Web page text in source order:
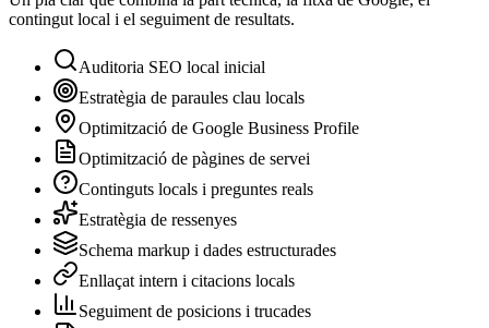
contingut local i el seguiment de resultats.
Auditoria SEO local inicial
Estratègia de paraules clau locals
Optimització de Google Business Profile
Optimització de pàgines de servei
Continguts locals i preguntes reals
Estratègia de ressenyes
Schema markup i dades estructurades
Enllaçat intern i citacions locals
Seguiment de posicions i trucades